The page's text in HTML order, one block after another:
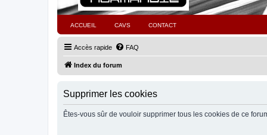
ACCUEIL CAVS CONTACT
Accès rapide FAQ
Index du forum
Supprimer les cookies
Êtes-vous sûr de vouloir supprimer tous les cookies de ce